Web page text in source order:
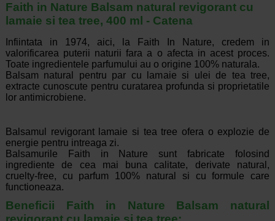
Faith in Nature Balsam natural revigorant cu
lamaie si tea tree, 400 ml - Catena
Infiintata in 1974, aici, la Faith In Nature, credem in
valorificarea puterii naturii fara a o afecta in acest proces.
Toate ingredientele parfumului au o origine 100% naturala.
Balsam natural pentru par cu lamaie si ulei de tea tree,
extracte cunoscute pentru curatarea profunda si proprietatile
lor antimicrobiene.
Balsamul revigorant lamaie si tea tree ofera o explozie de
energie pentru intreaga zi.
Balsamurile Faith in Nature sunt fabricate folosind
ingrediente de cea mai buna calitate, derivate natural,
cruelty-free, cu parfum 100% natural si cu formule care
functioneaza.
Beneficii Faith in Nature Balsam natural